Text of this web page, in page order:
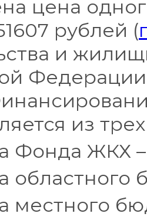
цена
рублей (
и
из
Фонда ЖКХ –
областного
местного